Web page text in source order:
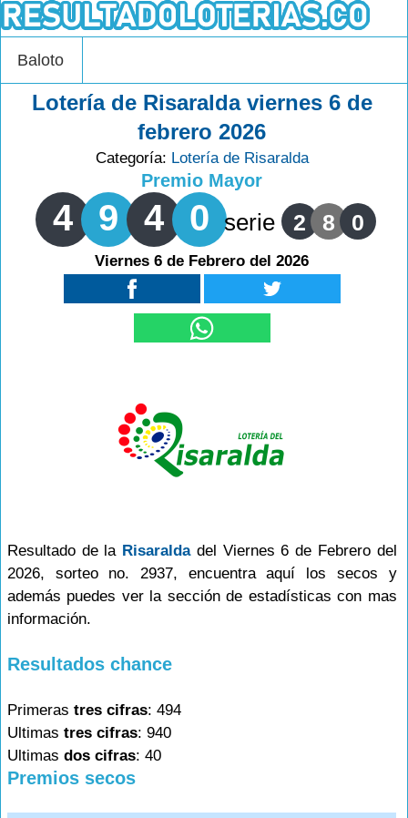
Baloto
Lotería de Risaralda viernes 6 de
febrero 2026
Categoría: Lotería de Risaralda
Premio Mayor
4 9 4 0 serie 2 8 0
Viernes 6 de Febrero del 2026
Resultado de la Risaraldadel Viernes 6 de Febrero del
2026, sorteo no. 2937, encuentra aquí los secos y
además puedes ver la sección de estadísticas con mas
información.
Resultados chance
Primeras tres cifras: 494
Ultimas tres cifras: 940
Ultimas dos cifras: 40
Premios secos